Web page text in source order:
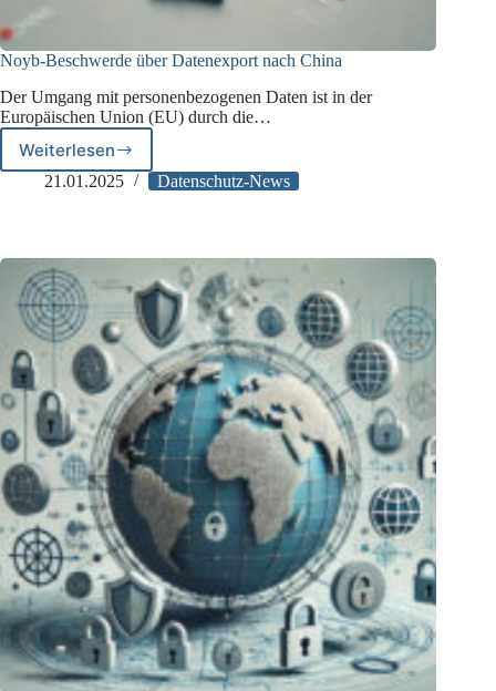
Noyb-Beschwerde über Datenexport nach China
Der Umgang mit personenbezogenen Daten ist in der
Europäischen Union (EU) durch die…
Weiterlesen
Noyb-
Beschwerde
China
21.01.2025 Datenschutz-News